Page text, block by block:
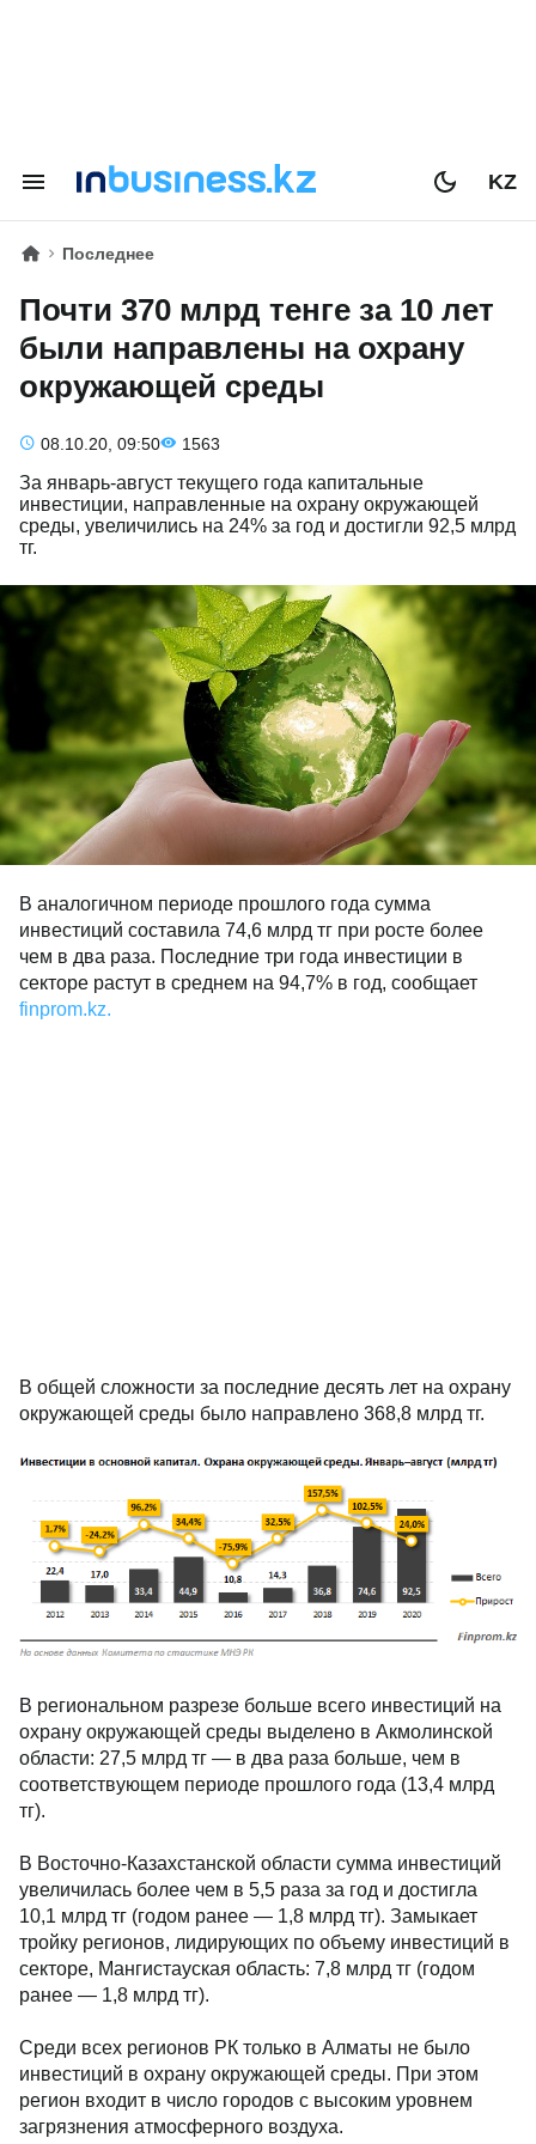
KZ
Последнее
Почти 370 млрд тенге за 10 лет
были направлены на охрану
окружающей среды
08.10.20, 09:50 1563
За январь-август текущего года капитальные
инвестиции, направленные на охрану окружающей
среды, увеличились на 24% за год и достигли 92,5 млрд
тг.
В аналогичном периоде прошлого года сумма
инвестиций составила 74,6 млрд тг при росте более
чем в два раза. Последние три года инвестиции в
секторе растут в среднем на 94,7% в год, сообщает
finprom.kz.
В общей сложности за последние десять лет на охрану
окружающей среды было направлено 368,8 млрд тг.
В региональном разрезе больше всего инвестиций на
охрану окружающей среды выделено в Акмолинской
области: 27,5 млрд тг — в два раза больше, чем в
соответствующем периоде прошлого года (13,4 млрд
тг).
В Восточно-Казахстанской области сумма инвестиций
увеличилась более чем в 5,5 раза за год и достигла
10,1 млрд тг (годом ранее — 1,8 млрд тг). Замыкает
тройку регионов, лидирующих по объему инвестиций в
секторе, Мангистауская область: 7,8 млрд тг (годом
ранее — 1,8 млрд тг).
Среди всех регионов РК только в Алматы не было
инвестиций в охрану окружающей среды. При этом
регион входит в число городов с высоким уровнем
загрязнения атмосферного воздуха.